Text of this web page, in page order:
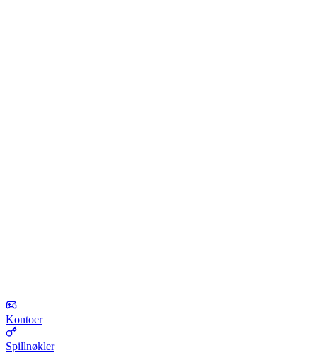
Kontoer
Spillnøkler